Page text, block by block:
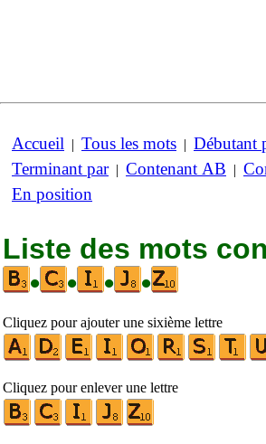
Accueil | Tous les mots | Débutant
Terminant par| Contenant AB |
En position
Liste des mots
•
• • •
Cliquez pour ajouter une sixième lettre
Cliquez pour enlever une lettre